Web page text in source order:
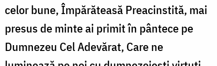
celor bune, Împărăteasă Preacinstită, mai
presus de minte ai primit în pântece pe
Dumnezeu Cel Adevărat, Care ne